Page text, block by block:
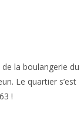
la boulangerie du
Le quartier s’est
!